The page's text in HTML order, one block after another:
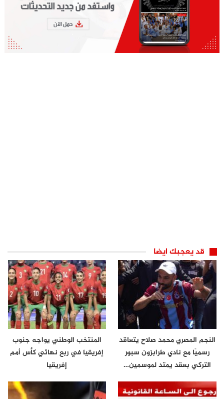
قد يعجبك ايضا
النجم المصري محمد صلاح يتعاقد
رسميًا مع نادي طرابزون سبور
التركي بعقد يمتد لموسمين…
المنتخب الوطني يواجه جنوب
إفريقيا في ربع نهائي كأس أمم
إفريقيا